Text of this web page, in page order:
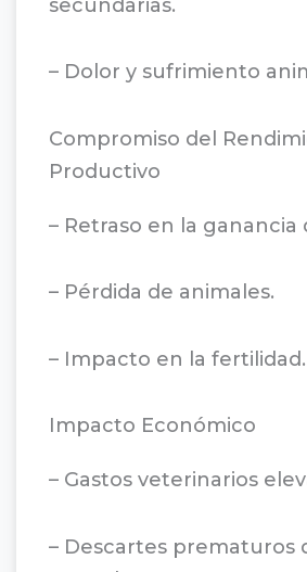
secundarias.
– Dolor y sufrimiento
Compromiso del
Productivo
– Retraso en la ganancia
– Pérdida de animales.
– Impacto en la fertilidad.
Impacto Económico
– Gastos veterinarios
– Descartes prematuros